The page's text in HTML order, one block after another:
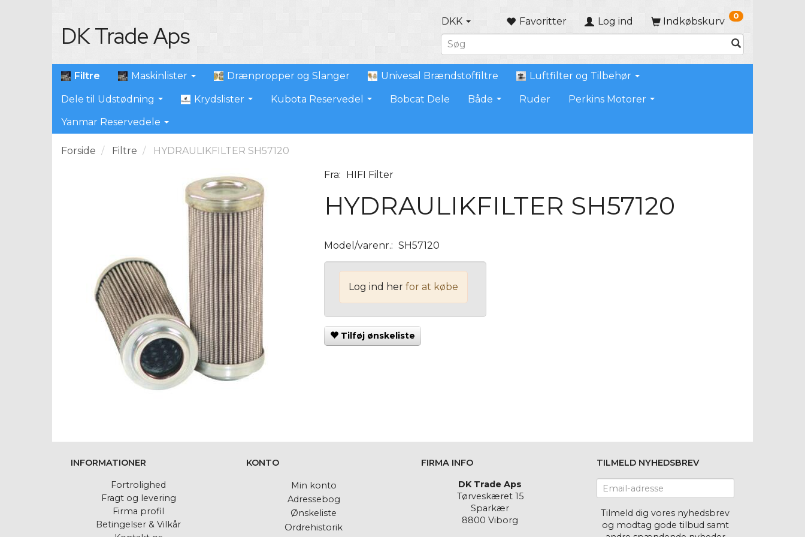
DK Trade Aps
Indkøbskurv 0
DKK Favoritter Log ind
Filtre Maskinlister Drænpropper og Slanger Univesal Brændstoffiltre Luftfilter og Tilbehør
Dele til Udstødning Krydslister Kubota Reservedel Bobcat Dele Både Ruder Perkins Motorer
Yanmar Reservedele
Forside Filtre HYDRAULIKFILTER SH57120
Fra: HIFI Filter
HYDRAULIKFILTER SH57120
Model/varenr.: SH57120
Log ind herfor at købe
Tilføj ønskeliste
INFORMATIONER
Fortrolighed
Fragt og levering
Firma profil
Betingelser & Vilkår
KONTO
Min konto
Adressebog
Ønskeliste
Ordrehistorik
FIRMA INFO
DK Trade Aps
Tørveskæret 15
Sparkær
8800 Viborg
TILMELD NYHEDSBREV
adresse
Tilmeld dig vores nyhedsbrev
og modtag gode tilbud samt